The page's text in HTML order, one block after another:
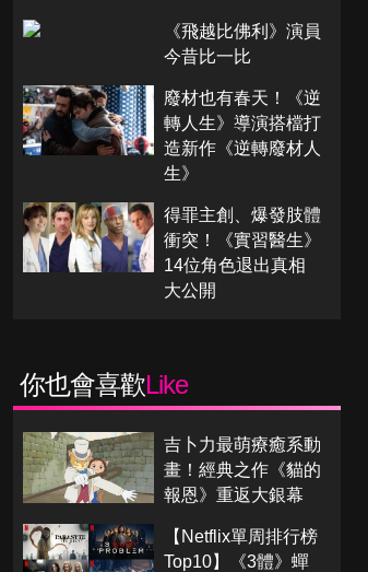
《飛越比佛利》演員
今昔比一比
廢材也有春天！《逆
轉人生》導演搭檔打
造新作《逆轉廢材人
生》
得罪主創、爆發肢體
衝突！《實習醫生》
14位角色退出真相
大公開
你也會喜歡Like
吉卜力最萌療癒系動
畫！經典之作《貓的
報恩》重返大銀幕
【Netflix單周排行榜
Top10】《3體》蟬